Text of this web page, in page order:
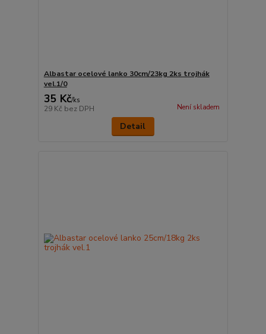
Albastar ocelové lanko 30cm/23kg 2ks trojhák
vel.1/0
35 Kč/ks
29 Kč bez DPH Není skladem
Detail